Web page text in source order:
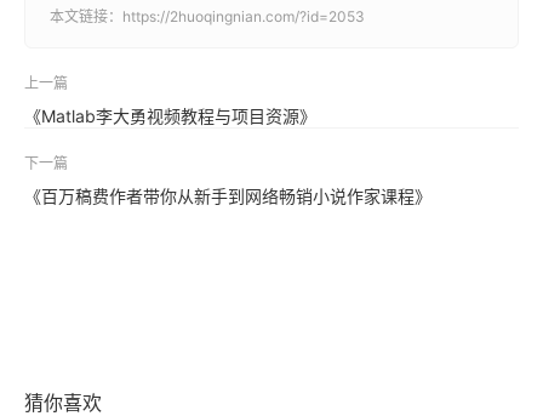
本文链接： https://2huoqingnian.com/?id=2053
上一篇
《Matlab李大勇视频教程与项目资源》
下一篇
《百万稿费作者带你从新手到网络畅销小说作家课程》
猜你喜欢